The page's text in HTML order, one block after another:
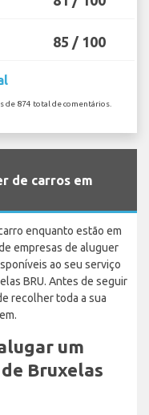
85 / 100
de 874 total de comentários.
de carros em
enquanto estão em
empresas de aluguer
ao seu serviço
BRU. Antes de seguir
recolher toda a sua
um
Bruxelas